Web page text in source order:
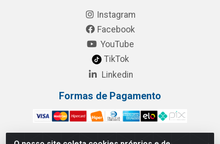
Instagram
Facebook
YouTube
TikTok
Linkedin
Formas de Pagamento